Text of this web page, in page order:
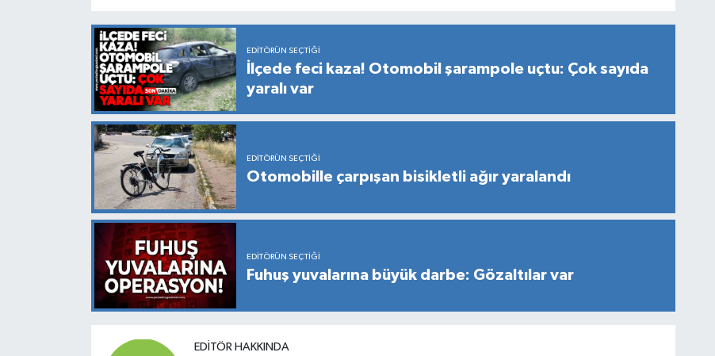
EDITÖRÜN SEÇTIĞI
İlçede feci kaza! Otomobil şarampole uçtu: Çok sayıda
yaralı var
EDITÖRÜN SEÇTIĞI
Otomobille çarpışan bisikletli ağır yaralandı
EDITÖRÜN SEÇTIĞI
Fuhuş yuvalarına büyük darbe: Gözaltılar var
EDITÖR HAKKINDA